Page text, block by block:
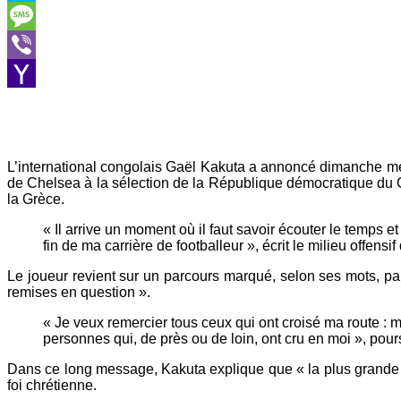
Skype
Message
Viber
L’international congolais Gaël Kakuta a annoncé dimanche
de Chelsea à la sélection de la République démocratique du
la Grèce.
« Il arrive un moment où il faut savoir écouter le temps
fin de ma carrière de footballeur », écrit le milieu
Le joueur revient sur un parcours marqué, selon ses mots,
remises en question ».
« Je veux remercier tous ceux qui ont croisé ma route :
personnes qui, de près ou de loin, ont cru en moi »,
Dans ce long message, Kakuta explique que « la plus
foi chrétienne.